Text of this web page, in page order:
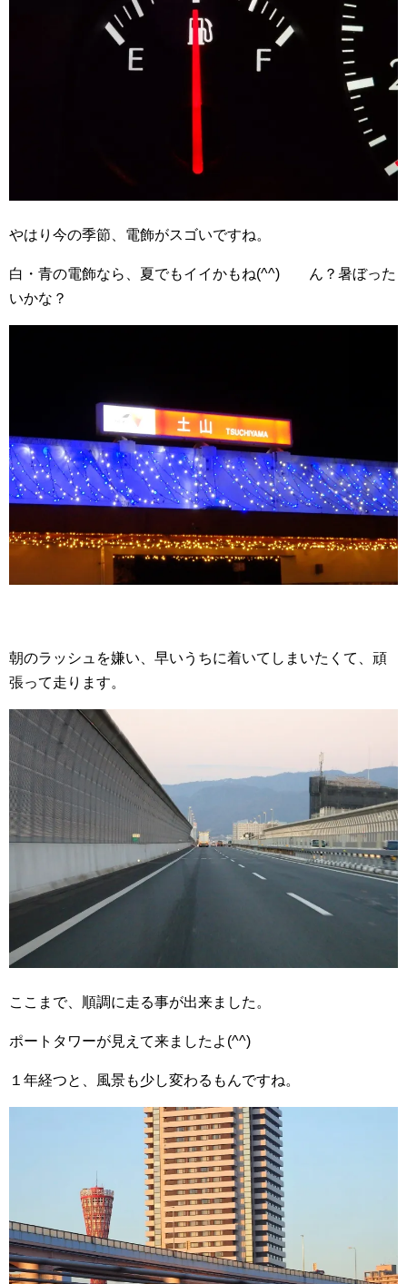
やはり今の季節、電飾がスゴいですね。
白・青の電飾なら、夏でもイイかもね(^^) ん？暑ぼった
いかな？
朝のラッシュを嫌い、早いうちに着いてしまいたくて、頑
張って走ります。
ここまで、順調に走る事が出来ました。
ポートタワーが見えて来ましたよ(^^)
１年経つと、風景も少し変わるもんですね。